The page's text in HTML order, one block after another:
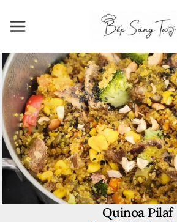
Quinoa Pilaf